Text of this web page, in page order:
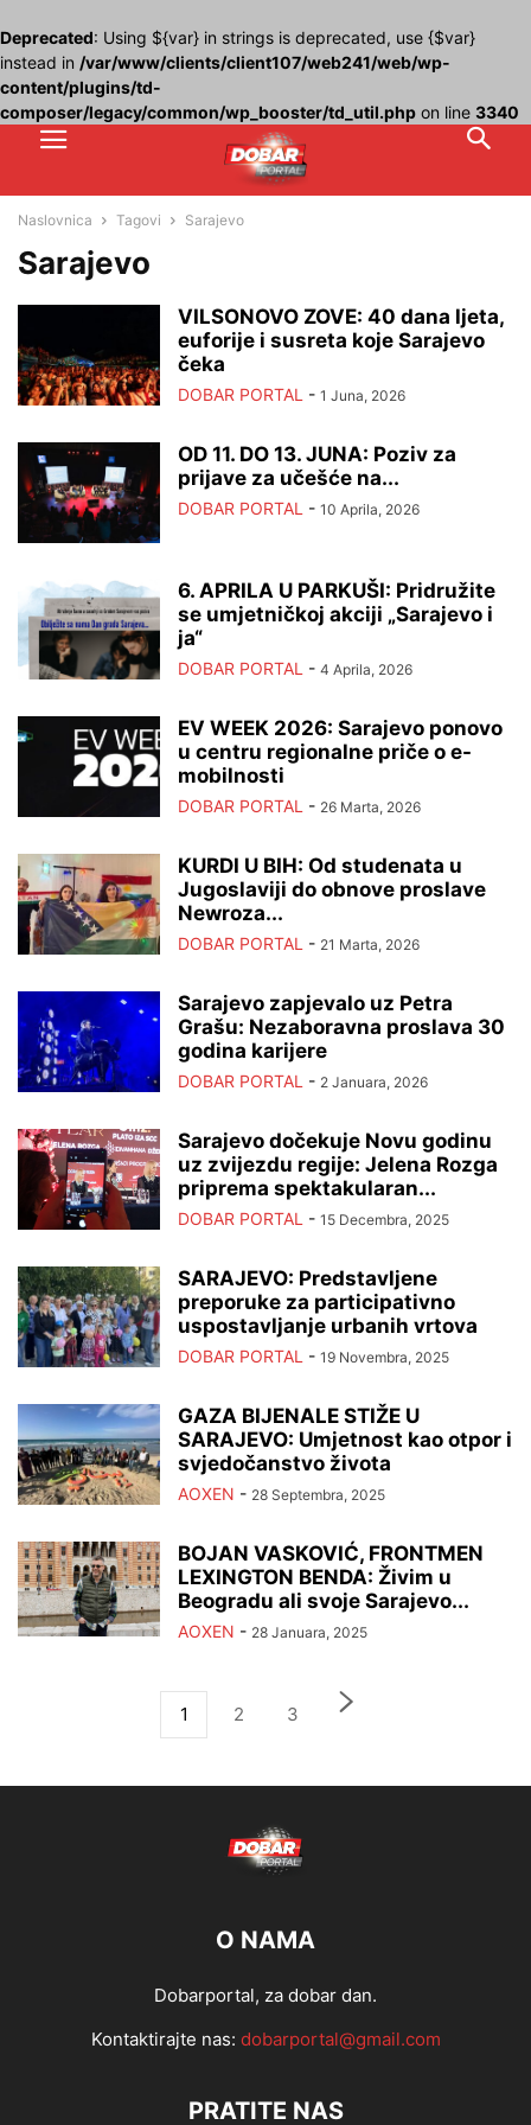
Deprecated: Using ${var} in strings is deprecated, use {$var}
instead in /var/www/clients/client107/web241/web/wp-
content/plugins/td-
composer/legacy/common/wp_booster/td_util.php on line 3340
Naslovnica Tagovi Sarajevo
Sarajevo
VILSONOVO ZOVE: 40 dana ljeta,
euforije i susreta koje Sarajevo
čeka
DOBAR PORTAL - 1 Juna, 2026
OD 11. DO 13. JUNA: Poziv za
prijave za učešće na...
DOBAR PORTAL - 10 Aprila, 2026
6. APRILA U PARKUŠI: Pridružite
se umjetničkoj akciji „Sarajevo i
ja“
DOBAR PORTAL - 4 Aprila, 2026
EV WEEK 2026: Sarajevo ponovo
u centru regionalne priče o e-
mobilnosti
DOBAR PORTAL - 26 Marta, 2026
KURDI U BIH: Od studenata u
Jugoslaviji do obnove proslave
Newroza...
DOBAR PORTAL - 21 Marta, 2026
Sarajevo zapjevalo uz Petra
Grašu: Nezaboravna proslava 30
godina karijere
DOBAR PORTAL - 2 Januara, 2026
Sarajevo dočekuje Novu godinu
uz zvijezdu regije: Jelena Rozga
priprema spektakularan...
DOBAR PORTAL - 15 Decembra, 2025
SARAJEVO: Predstavljene
preporuke za participativno
uspostavljanje urbanih vrtova
DOBAR PORTAL - 19 Novembra, 2025
GAZA BIJENALE STIŽE U
SARAJEVO: Umjetnost kao otpor i
svjedočanstvo života
AOXEN - 28 Septembra, 2025
BOJAN VASKOVIĆ, FRONTMEN
LEXINGTON BENDA: Živim u
Beogradu ali svoje Sarajevo...
AOXEN - 28 Januara, 2025
1 2 3
O NAMA
Dobarportal, za dobar dan.
Kontaktirajte nas: dobarportal@gmail.com
PRATITE NAS